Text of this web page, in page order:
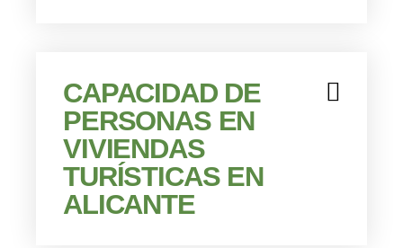
CAPACIDAD DE
PERSONAS EN
VIVIENDAS
TURÍSTICAS EN
ALICANTE